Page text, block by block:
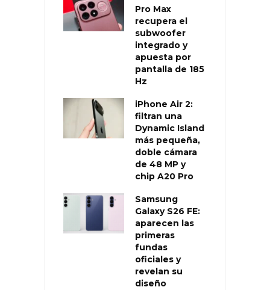
Pro Max
recupera el
subwoofer
integrado y
apuesta por
pantalla de 185
Hz
iPhone Air 2:
filtran una
Dynamic Island
más pequeña,
doble cámara
de 48 MP y
chip A20 Pro
Samsung
Galaxy S26 FE:
aparecen las
primeras
fundas
oficiales y
revelan su
diseño